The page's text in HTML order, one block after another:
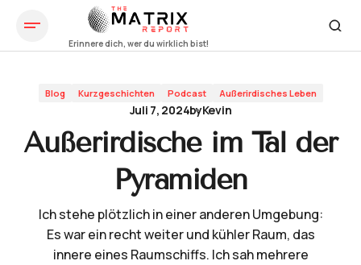
Außerirdische im Tal der Pyramiden
Blog Kurzgeschichten Podcast Außerirdisches Leben
Juli 7, 2024byKevin
Außerirdische im Tal der
Pyramiden
Ich stehe plötzlich in einer anderen Umgebung:
Es war ein recht weiter und kühler Raum, das
innere eines Raumschiffs. Ich sah mehrere